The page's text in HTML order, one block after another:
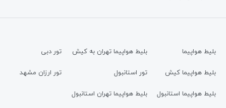
بلیط هواپیما
بلیط هواپیما کیش
بلیط هواپیما استانبول
بلیط هواپیما تهران به کیش
تور استانبول
بلیط هواپیما تهران استانبول
تور دبی
تور ارزان مشهد